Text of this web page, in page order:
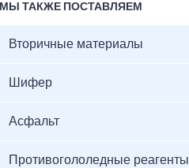
МЫ ТАКЖЕ ПОСТАВЛЯЕМ
Вторичные материалы
Шифер
Асфальт
Противогололедные реагенты